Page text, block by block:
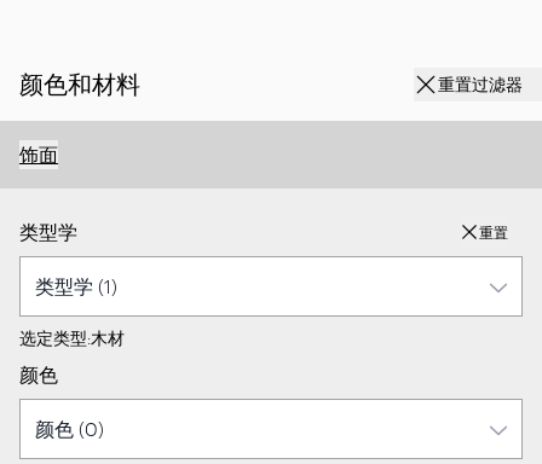
颜色和材料 重置过滤器
饰面
类型学 重置
选定类型:木材
颜色